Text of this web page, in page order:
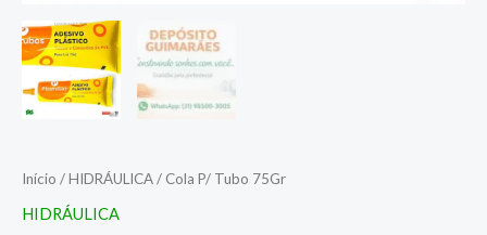
Início /HIDRÁULICA/ Cola P/ Tubo 75Gr
HIDRÁULICA